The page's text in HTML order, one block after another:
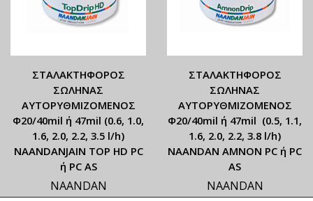
ΣΤΑΛΑΚΤΗΦΟΡΟΣ
ΣΩΛΗΝΑΣ
ΑΥΤΟΡΥΘΜΙΖΟΜΕΝΟΣ
Φ20/40mil ή 47mil (0.6, 1.0,
1.6, 2.0, 2.2, 3.5 l/h)
NAANDANJAIN TOP HD PC
ή PC AS
NAANDAN
ΣΤΑΛΑΚΤΗΦΟΡΟΣ
ΣΩΛΗΝΑΣ
ΑΥΤΟΡΥΘΜΙΖΟΜΕΝΟΣ
Φ20/40mil ή 47mil (0.5, 1.1,
1.6, 2.0, 2.2, 3.8 l/h)
NAANDAN ΑΜΝΟΝ PC ή PC
AS
NAANDAN